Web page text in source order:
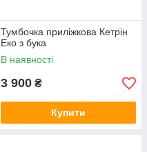
Тумбочка приліжкова Кетрін
Еко з бука
В наявності
3 900 ₴
Купити